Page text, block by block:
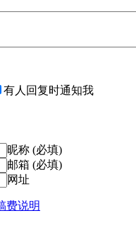
有人回复时通知我
昵称 (必填)
邮箱 (必填)
网址